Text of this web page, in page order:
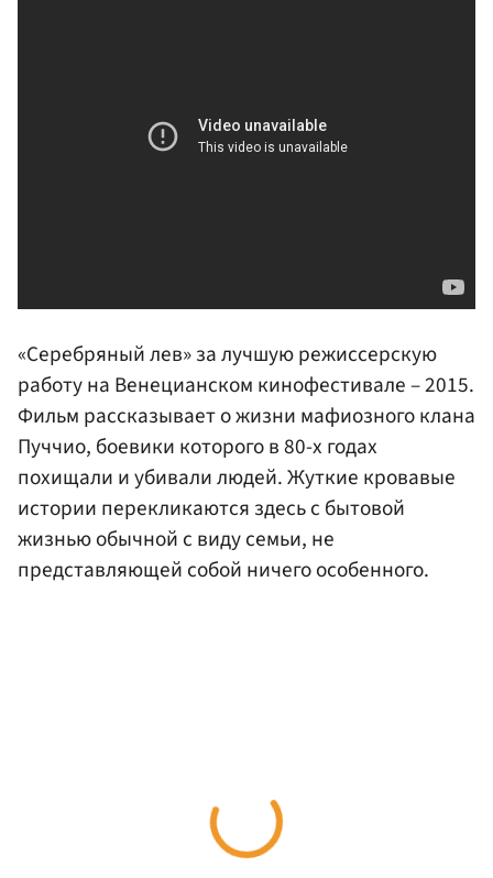
«Серебряный лев» за лучшую режиссерскую
работу на Венецианском кинофестивале – 2015.
Фильм рассказывает о жизни мафиозного клана
Пуччио, боевики которого в 80-х годах
похищали и убивали людей. Жуткие кровавые
истории перекликаются здесь с бытовой
жизнью обычной с виду семьи, не
представляющей собой ничего особенного.